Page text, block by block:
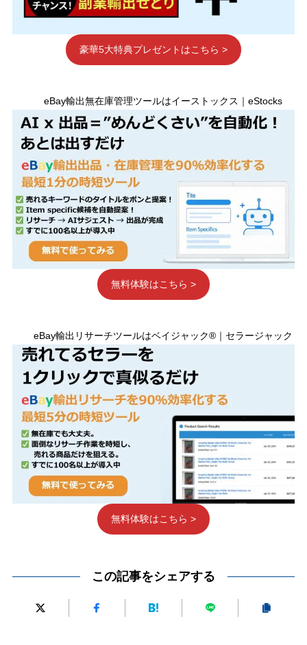
豪華5大特典プレゼントはこちら >
eBay輸出無在庫管理ツールはイーストックス｜eStocks
無料体験はこちら >
eBay輸出リサーチツールはベイジャック®｜セラージャック
無料体験はこちら >
この記事をシェアする